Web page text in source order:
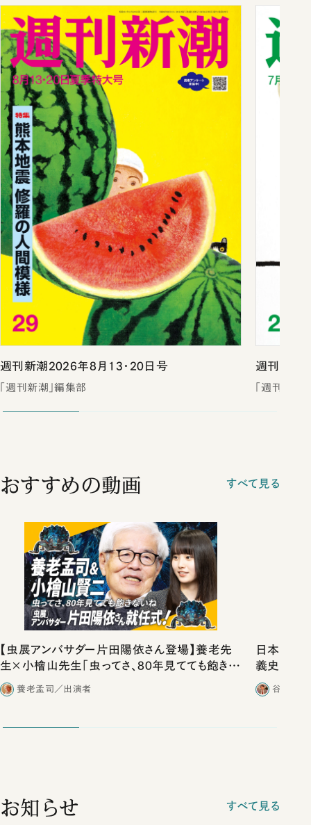
週刊新潮2026年8月13・20日号
「週刊新潮」編集部
週刊新潮
「週刊新潮
おすすめの動画 すべて見る
【虫展アンバサダー片田陽依さん登場】養老先
生×小檜山先生「虫ってさ、80年見てても飽きな
いね」
養老孟司／出演者
日本史は
義史観を
谷口功
お知らせ すべて見る